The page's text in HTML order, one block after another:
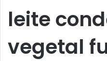
leite
vegetal